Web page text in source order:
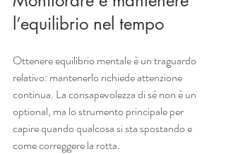
l’equilibrio nel tempo
Ottenere equilibrio mentale è un traguardo
relativo: mantenerlo richiede attenzione
continua. La consapevolezza di sé non è un
optional, ma lo strumento principale per
capire quando qualcosa si sta spostando e
come correggere la rotta.